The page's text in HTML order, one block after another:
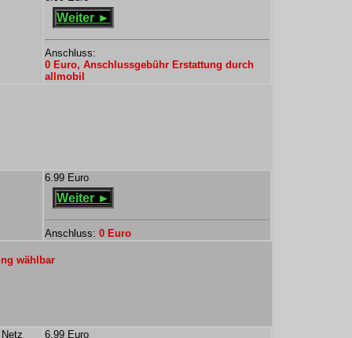
Weiter ►
Anschluss:
0 Euro, Anschlussgebühr Erstattung durch
allmobil
6.99 Euro
Weiter ►
Anschluss: 0 Euro
wählbar
6.99 Euro